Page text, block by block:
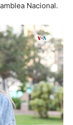
Nacional.